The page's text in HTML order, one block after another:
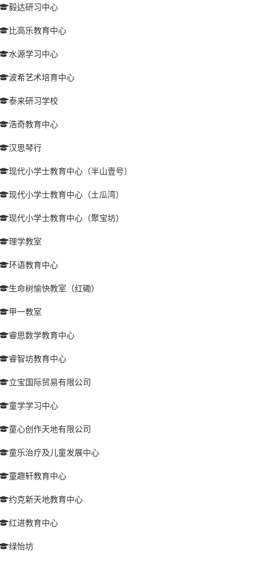
毅达研习中心
比高乐教育中心
水源学习中心
波希艺术培育中心
泰来研习学校
浩奇教育中心
汉思琴行
现代小学士教育中心（半山壹号）
现代小学士教育中心（土瓜湾）
现代小学士教育中心（聚宝坊）
理学教室
环语教育中心
生命树愉快教室（红磡）
甲一教室
睿思数学教育中心
睿智坊教育中心
立宝国际贸易有限公司
童学学习中心
童心创作天地有限公司
童乐治疗及儿童发展中心
童趣轩教育中心
约克新天地教育中心
红进教育中心
绿怡坊